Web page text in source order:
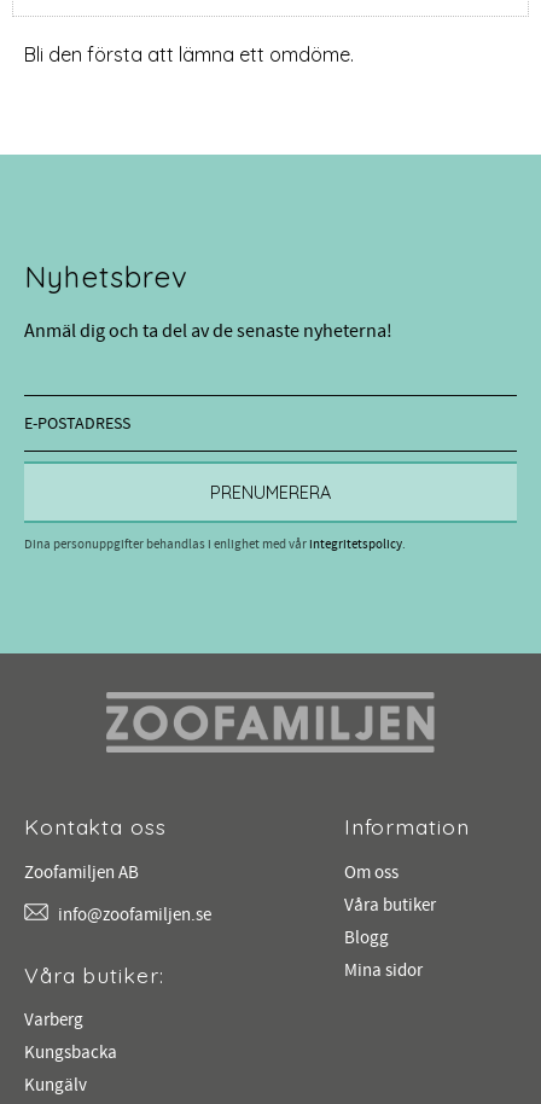
Bli den första att lämna ett omdöme.
Nyhetsbrev
Anmäl dig och ta del av de senaste nyheterna!
PRENUMERERA
Dina personuppgifter behandlas i enlighet med vårintegritetspolicy.
Kontakta oss
Zoofamiljen AB
info@zoofamiljen.se
Våra butiker:
Varberg
Kungsbacka
Kungälv
Information
Om oss
Våra butiker
Blogg
Mina sidor